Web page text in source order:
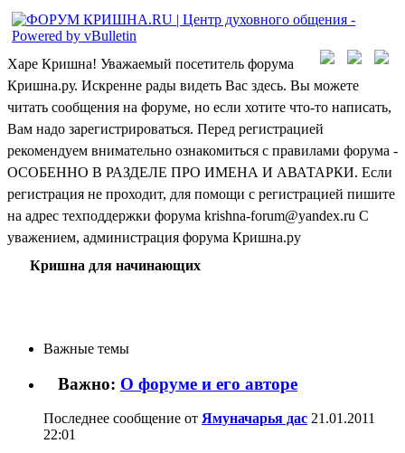
Харе Кришна! Уважаемый посетитель форума
Кришна.ру. Искренне рады видеть Вас здесь. Вы можете
читать сообщения на форуме, но если хотите что-то написать,
Вам надо зарегистрироваться. Перед регистрацией
рекомендуем внимательно ознакомиться с правилами форума -
ОСОБЕННО В РАЗДЕЛЕ ПРО ИМЕНА И АВАТАРКИ. Если
регистрация не проходит, для помощи с регистрацией пишите
на адрес техподдержки форума krishna-forum@yandex.ru С
уважением, администрация форума Кришна.ру
Кришна для начинающих
Важные темы
Важно: О форуме и его авторе
Последнее сообщение от Ямуначарья дас 21.01.2011
22:01